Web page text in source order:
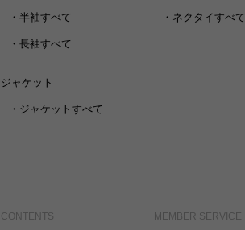
・ 半袖すべて
・ 長袖すべて
ジャケット
・ ジャケットすべて
・ ネクタイすべて
CONTENTS MEMBER SERVICE